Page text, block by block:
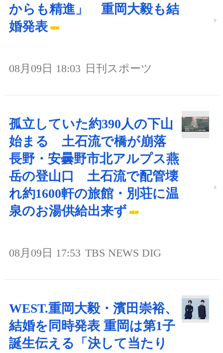
からも精進」 重岡大毅も結
婚発表
08月09日 18:03 日刊スポーツ
孤立していた約390人の下山
始まる 土石流で橋が崩落
長野・安曇野市北アルプス燕
岳の登山口 土石流で配管壊
れ約1600軒の旅館・別荘に温
泉のお湯供給出来ず
08月09日 17:53 TBS NEWS DIG
WEST.重岡大毅・濱田崇裕、
結婚を同時発表 重岡は第1子
誕生伝える「決して当たり